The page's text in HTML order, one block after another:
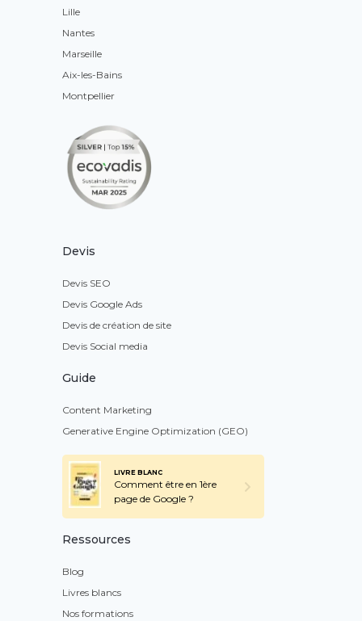
Lille
Nantes
Marseille
Aix-les-Bains
Montpellier
Devis
Devis SEO
Devis Google Ads
Devis de création de site
Devis Social media
Guide
Content Marketing
Generative Engine Optimization (GEO)
LIVRE BLANC
Comment être en 1ère
page de Google ?
Ressources
Blog
Livres blancs
Nos formations